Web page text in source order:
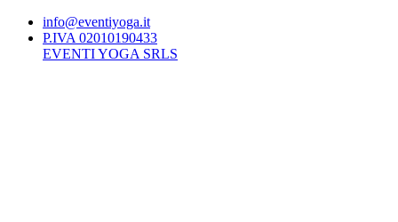
info@eventiyoga.it
P.IVA 02010190433
EVENTI YOGA SRLS